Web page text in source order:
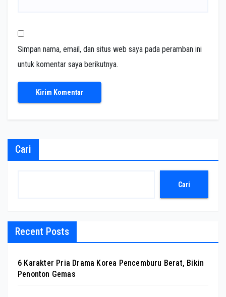
Simpan nama, email, dan situs web saya pada peramban ini
untuk komentar saya berikutnya.
Cari
Cari
Recent Posts
6 Karakter Pria Drama Korea Pencemburu Berat, Bikin
Penonton Gemas